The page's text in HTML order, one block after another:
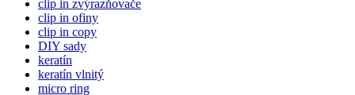
clip in zvýrazňovače
clip in ofiny
clip in copy
DIY sady
keratín
keratín vlnitý
micro ring